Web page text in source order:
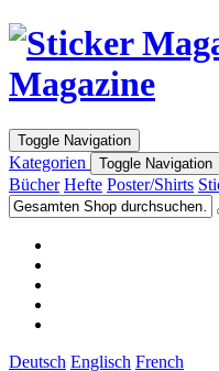
Magazine
Toggle Navigation
Kategorien Toggle Navigation
Bücher Hefte Poster/Shirts
Deutsch Englisch French